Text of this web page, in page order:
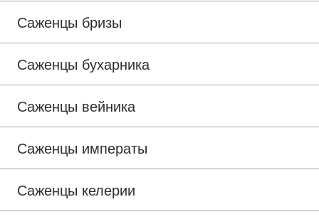
Саженцы бризы
Саженцы бухарника
Саженцы вейника
Саженцы императы
Саженцы келерии